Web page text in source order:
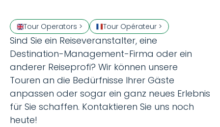
Tour Operators > Tour Opérateur >
Sind Sie ein Reiseveranstalter, eine
Destination-Management-Firma oder ein
anderer Reiseprofi? Wir können unsere
Touren an die Bedürfnisse Ihrer Gäste
anpassen oder sogar ein ganz neues Erlebnis
für Sie schaffen. Kontaktieren Sie uns noch
heute!